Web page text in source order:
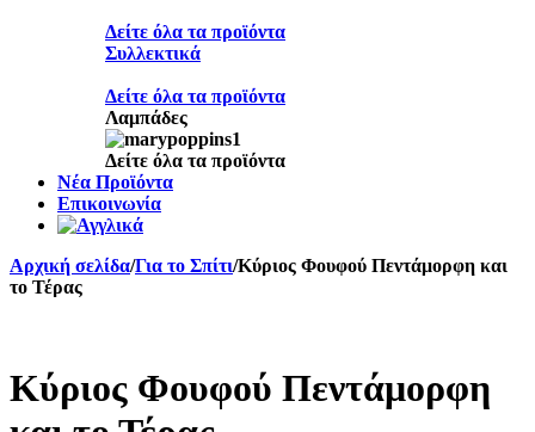
Δείτε όλα τα προϊόντα
Συλλεκτικά
Δείτε όλα τα προϊόντα
Λαμπάδες
Δείτε όλα τα προϊόντα
Νέα Προϊόντα
Επικοινωνία
Αρχική σελίδα/Για το Σπίτι/Κύριος Φουφού Πεντάμορφη και
το Τέρας
Κύριος Φουφού Πεντάμορφη